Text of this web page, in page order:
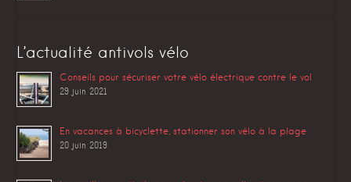
L’actualité antivols vélo
Conseils pour sécuriser votre vélo électrique contre le vol
29 juin 2021
En vacances à bicyclette, stationner son vélo à la plage
20 juin 2019